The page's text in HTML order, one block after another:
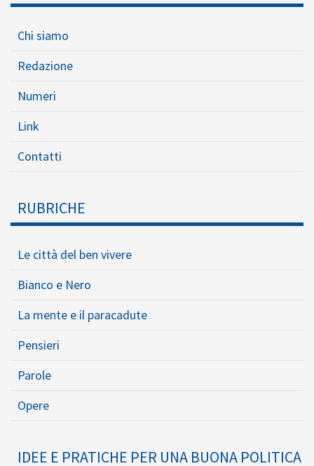
Chi siamo
Redazione
Numeri
Link
Contatti
RUBRICHE
Le città del ben vivere
Bianco e Nero
La mente e il paracadute
Pensieri
Parole
Opere
IDEE E PRATICHE PER UNA BUONA POLITICA